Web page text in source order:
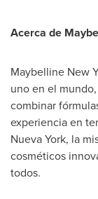
Acerca de
Maybelline New
uno en el
combinar
experiencia en
Nueva York, la
cosméticos
todos.